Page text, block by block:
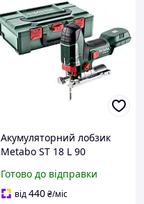
Акумуляторний лобзик
Metabo ST 18 L 90
Готово до відправки
від440₴/міс